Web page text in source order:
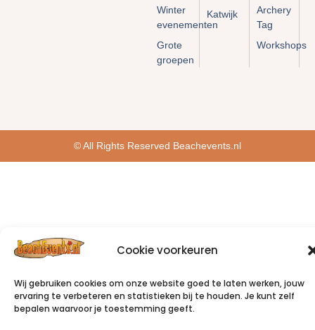
Cookie voorkeuren
Wij gebruiken cookies om onze website goed te laten werken, jouw
ervaring te verbeteren en statistieken bij te houden. Je kunt zelf
bepalen waarvoor je toestemming geeft.
Archery
Tag
Workshops
Katwijk
Winter
evenementen
Grote
groepen
© All Rights Reserved Beachevents.nl